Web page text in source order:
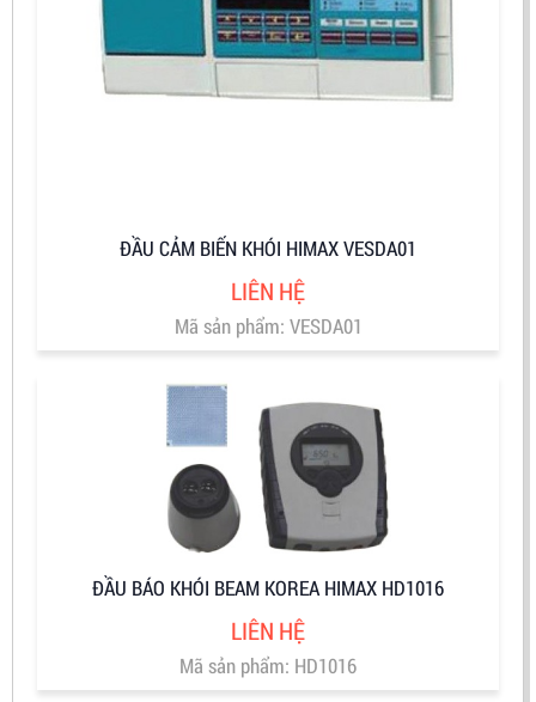
ĐẦU CẢM BIẾN KHÓI HIMAX VESDA01
LIÊN HỆ
Mã sản phẩm: VESDA01
ĐẦU BÁO KHÓI BEAM KOREA HIMAX HD1016
LIÊN HỆ
Mã sản phẩm: HD1016